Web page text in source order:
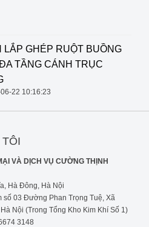
BUỒNG BƠM ĐA TẦNG
VÀ DỊCH VỤ CƯỜNG THỊNH
Hà Đông, Hà Nội
03 Đường Phan Trọng Tuệ, Xã
Nội (Trong Tổng Kho Kim Khí Số 1)
3148